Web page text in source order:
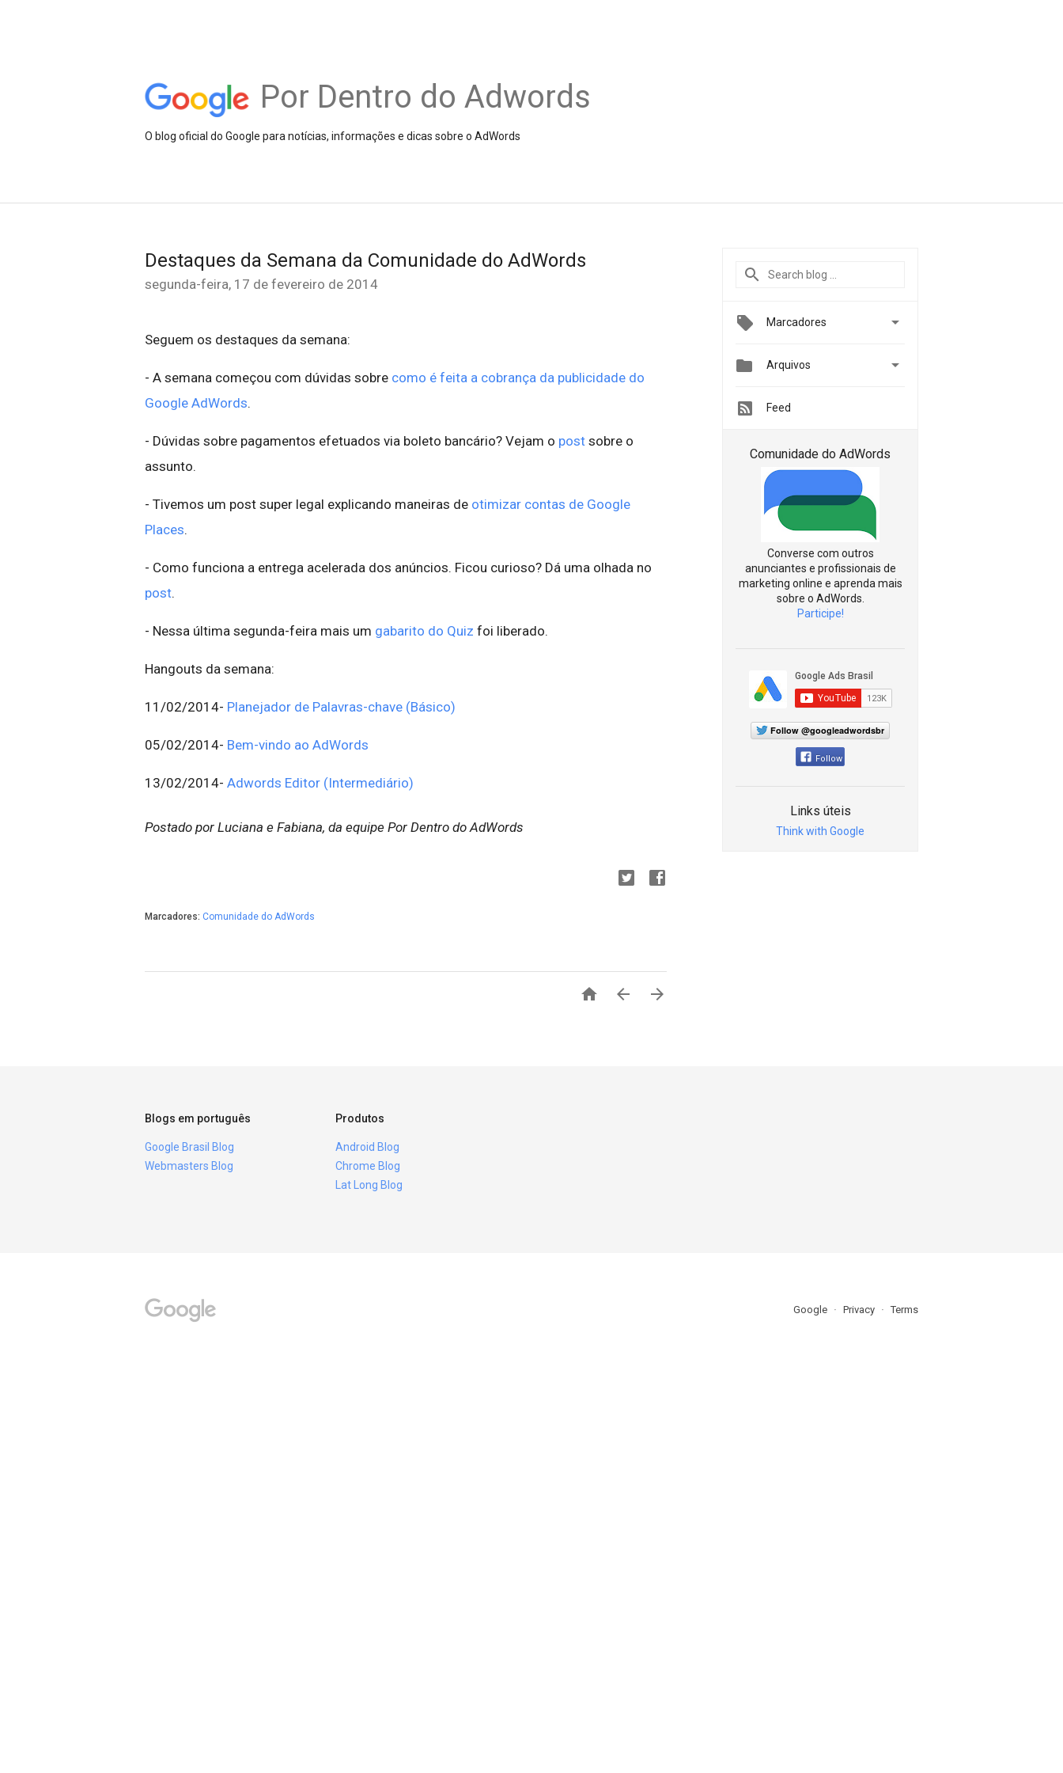
Por Dentro do Adwords
O blog oficial do Google para notícias, informações e dicas sobre o AdWords
Destaques da Semana da Comunidade do AdWords
segunda-feira, 17 de fevereiro de 2014
Seguem os destaques da semana:
- A semana começou com dúvidas sobre como é feita a cobrança da publicidade do
Google AdWords.
- Dúvidas sobre pagamentos efetuados via boleto bancário? Vejam o post sobre o
assunto.
- Tivemos um post super legal explicando maneiras de otimizar contas de Google
Places.
- Como funciona a entrega acelerada dos anúncios. Ficou curioso? Dá uma olhada no
post.
- Nessa última segunda-feira mais um gabarito do Quiz foi liberado.
Hangouts da semana:
11/02/2014- Planejador de Palavras-chave (Básico)
05/02/2014- Bem-vindo ao AdWords
13/02/2014- Adwords Editor (Intermediário)
Postado por Luciana e Fabiana, da equipe Por Dentro do AdWords
Marcadores: Comunidade do AdWords
  
Marcadores 
 Arquivos 
Feed
Comunidade do AdWords
Converse com outros
anunciantes e profissionais de
marketing online e aprenda mais
sobre o AdWords.
Participe!
Follow @googleadwordsbr
Follow
Links úteis
Think with Google
Blogs em português
Google Brasil Blog
Webmasters Blog
Produtos
Android Blog
Chrome Blog
Lat Long Blog
Google Privacy Terms